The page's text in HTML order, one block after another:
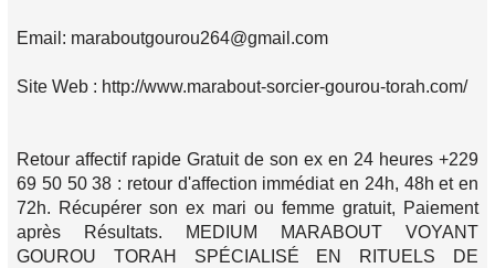
Email: maraboutgourou264@gmail.com
Site Web : http://www.marabout-sorcier-gourou-torah.com/
Retour affectif rapide Gratuit de son ex en 24 heures +229
69 50 50 38 : retour d'affection immédiat en 24h, 48h et en
72h. Récupérer son ex mari ou femme gratuit, Paiement
après Résultats. MEDIUM MARABOUT VOYANT
GOUROU TORAH SPÉCIALISÉ EN RITUELS DE